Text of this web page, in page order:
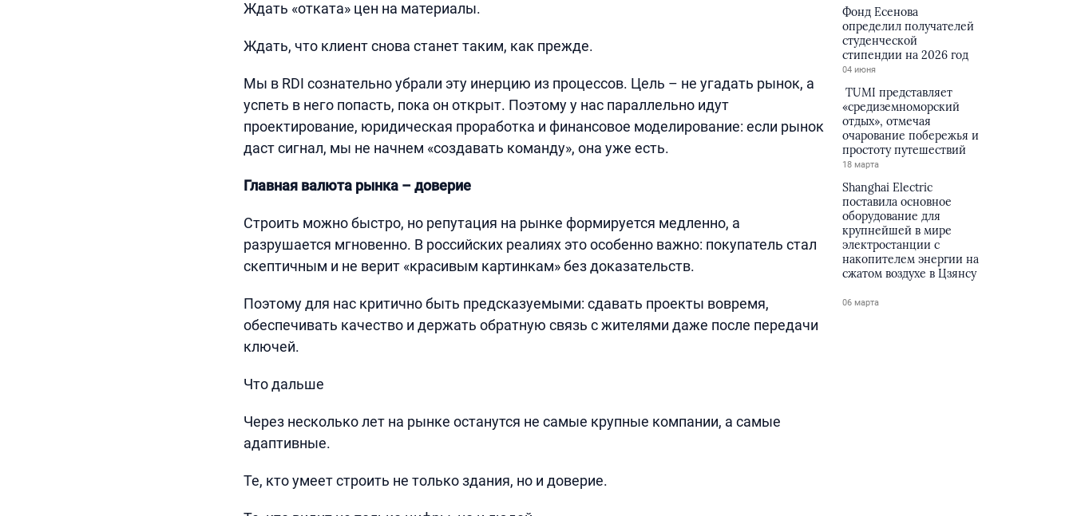
Ждать «отката» цен на материалы.
Ждать, что клиент снова станет таким, как прежде.
Мы в RDI сознательно убрали эту инерцию из процессов. Цель – не угадать рынок, а
успеть в него попасть, пока он открыт. Поэтому у нас параллельно идут
проектирование, юридическая проработка и финансовое моделирование: если рынок
даст сигнал, мы не начнем «создавать команду», она уже есть.
Главная валюта рынка – доверие
Строить можно быстро, но репутация на рынке формируется медленно, а
разрушается мгновенно. В российских реалиях это особенно важно: покупатель стал
скептичным и не верит «красивым картинкам» без доказательств.
Поэтому для нас критично быть предсказуемыми: сдавать проекты вовремя,
обеспечивать качество и держать обратную связь с жителями даже после передачи
ключей.
Что дальше
Через несколько лет на рынке останутся не самые крупные компании, а самые
адаптивные.
Те, кто умеет строить не только здания, но и доверие.
Фонд Есенова
определил получателей
студенческой
стипендии на 2026 год
04 июня
TUMI представляет
«средиземноморский
отдых», отмечая
очарование побережья и
простоту путешествий
18 марта
Shanghai Electric
поставила основное
оборудование для
крупнейшей в мире
электростанции с
накопителем энергии на
сжатом воздухе в Цзянсу
06 марта